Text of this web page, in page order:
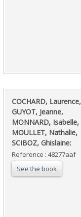
‎COCHARD, Laurence,
GUYOT, Jeanne,
MONNARD, Isabelle,
MOULLET, Nathalie,
SCIBOZ, Ghislaine:‎
Reference : 48277aaf
See the book